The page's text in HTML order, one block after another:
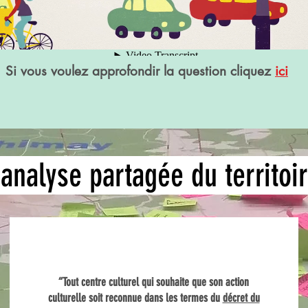
Si vous voulez approfondir la question cliquez ici
partagée du
“Tout centre culturel qui souhaite que son action
culturelle soit reconnue dans les termes du décret du